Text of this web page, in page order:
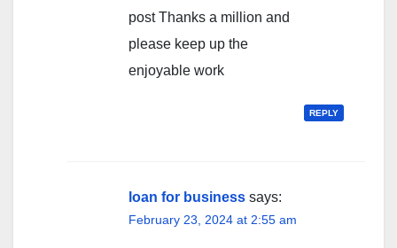
post Thanks a million and
please keep up the
enjoyable work
REPLY
loan for business says:
February 23, 2024 at 2:55 am